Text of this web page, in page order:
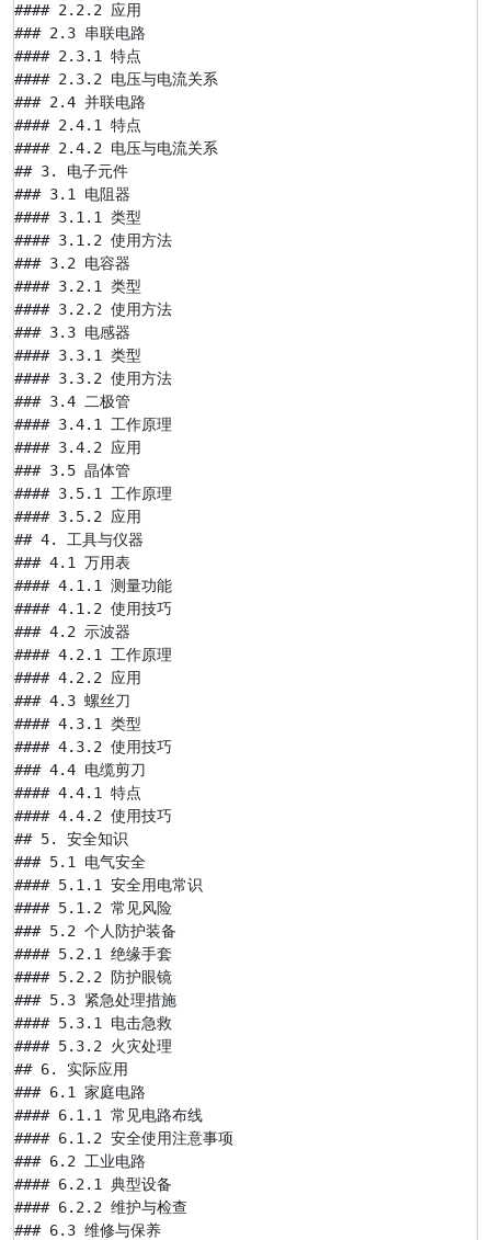
#### 2.2.2 应用
### 2.3 串联电路
#### 2.3.1 特点
#### 2.3.2 电压与电流关系
### 2.4 并联电路
#### 2.4.1 特点
#### 2.4.2 电压与电流关系
## 3. 电子元件
### 3.1 电阻器
#### 3.1.1 类型
#### 3.1.2 使用方法
### 3.2 电容器
#### 3.2.1 类型
#### 3.2.2 使用方法
### 3.3 电感器
#### 3.3.1 类型
#### 3.3.2 使用方法
### 3.4 二极管
#### 3.4.1 工作原理
#### 3.4.2 应用
### 3.5 晶体管
#### 3.5.1 工作原理
#### 3.5.2 应用
## 4. 工具与仪器
### 4.1 万用表
#### 4.1.1 测量功能
#### 4.1.2 使用技巧
### 4.2 示波器
#### 4.2.1 工作原理
#### 4.2.2 应用
### 4.3 螺丝刀
#### 4.3.1 类型
#### 4.3.2 使用技巧
### 4.4 电缆剪刀
#### 4.4.1 特点
#### 4.4.2 使用技巧
## 5. 安全知识
### 5.1 电气安全
#### 5.1.1 安全用电常识
#### 5.1.2 常见风险
### 5.2 个人防护装备
#### 5.2.1 绝缘手套
#### 5.2.2 防护眼镜
### 5.3 紧急处理措施
#### 5.3.1 电击急救
#### 5.3.2 火灾处理
## 6. 实际应用
### 6.1 家庭电路
#### 6.1.1 常见电路布线
#### 6.1.2 安全使用注意事项
### 6.2 工业电路
#### 6.2.1 典型设备
#### 6.2.2 维护与检查
### 6.3 维修与保养